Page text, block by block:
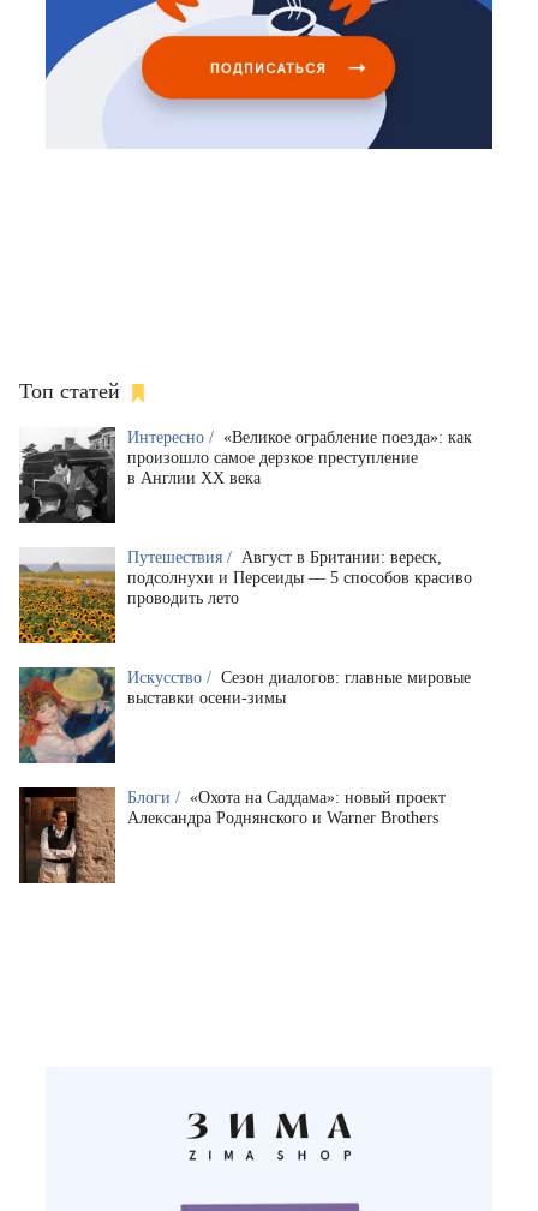
Топ статей
Интересно / «Великое ограбление поезда»: как
произошло самое дерзкое преступление
в Англии XX века
Путешествия / Август в Британии: вереск,
подсолнухи и Персеиды — 5 способов красиво
проводить лето
Искусство / Сезон диалогов: главные мировые
выставки осени-зимы
Блоги / «Охота на Саддама»: новый проект
Александра Роднянского и Warner Brothers